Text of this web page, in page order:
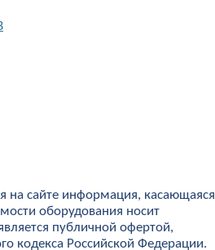
на сайте информация, касающаяся
оборудования носит
публичной офертой,
кодекса Российской Федерации.